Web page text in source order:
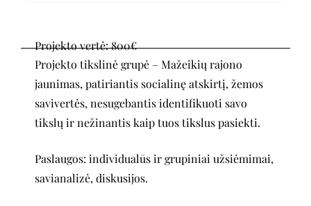
Projekto vertė: 800€
Projekto tikslinė grupė – Mažeikių rajono
jaunimas, patiriantis socialinę atskirtį, žemos
savivertės, nesugebantis identifikuoti savo
tikslų ir nežinantis kaip tuos tikslus pasiekti.
Paslaugos: individualūs ir grupiniai užsiėmimai,
savianalizė, diskusijos.